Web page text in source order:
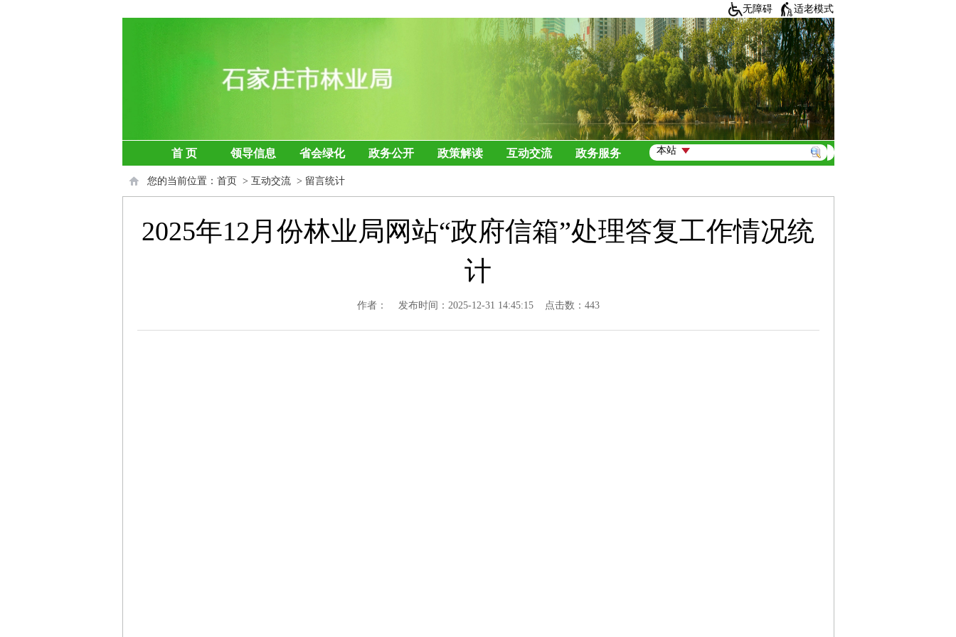
无障碍 适老模式
首 页 领导信息 省会绿化 政务公开 政策解读 互动交流 政务服务
您的当前位置： 首页 > 互动交流> 留言统计
2025年12月份林业局网站“政府信箱”处理答复工作情况统
计
作者： 发布时间：2025-12-31 14:45:15 点击数： 443